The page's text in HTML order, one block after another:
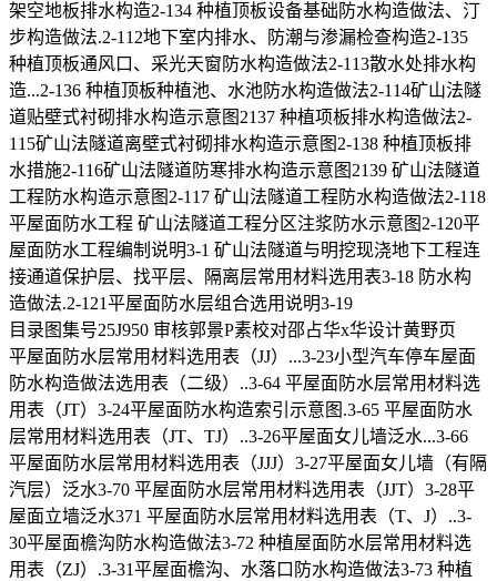
架空地板排水构造2-134 种植顶板设备基础防水构造做法、汀
步构造做法.2-112地下室内排水、防潮与渗漏检查构造2-135
种植顶板通风口、采光天窗防水构造做法2-113散水处排水构
造...2-136 种植顶板种植池、水池防水构造做法2-114矿山法隧
道贴壁式衬砌排水构造示意图2137 种植项板排水构造做法2-
115矿山法隧道离壁式衬砌排水构造示意图2-138 种植顶板排
水措施2-116矿山法隧道防寒排水构造示意图2139 矿山法隧道
工程防水构造示意图2-117 矿山法隧道工程防水构造做法2-118
平屋面防水工程 矿山法隧道工程分区注浆防水示意图2-120平
屋面防水工程编制说明3-1 矿山法隧道与明挖现浇地下工程连
接通道保护层、找平层、隔离层常用材料选用表3-18 防水构
造做法.2-121平屋面防水层组合选用说明3-19
目录图集号25J950 审核郭景P素校对邵占华x华设计黄野页
平屋面防水层常用材料选用表（JJ）...3-23小型汽车停车屋面
防水构造做法选用表（二级）..3-64 平屋面防水层常用材料选
用表（JT）3-24平屋面防水构造索引示意图.3-65 平屋面防水
层常用材料选用表（JT、TJ）..3-26平屋面女儿墙泛水...3-66
平屋面防水层常用材料选用表（JJJ）3-27平屋面女儿墙（有隔
汽层）泛水3-70 平屋面防水层常用材料选用表（JJT）3-28平
屋面立墙泛水371 平屋面防水层常用材料选用表（T、J）..3-
30平屋面檐沟防水构造做法3-72 种植屋面防水层常用材料选
用表（ZJ）.3-31平屋面檐沟、水落口防水构造做法3-73 种植